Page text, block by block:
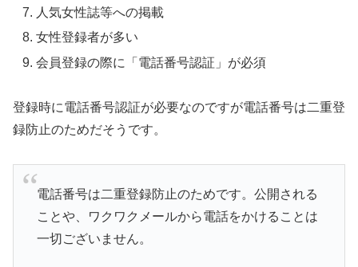
人気女性誌等への掲載
女性登録者が多い
会員登録の際に「電話番号認証」が必須
登録時に電話番号認証が必要なのですが電話番号は二重登
録防止のためだそうです。
電話番号は二重登録防止のためです。公開される
ことや、ワクワクメールから電話をかけることは
一切ございません。